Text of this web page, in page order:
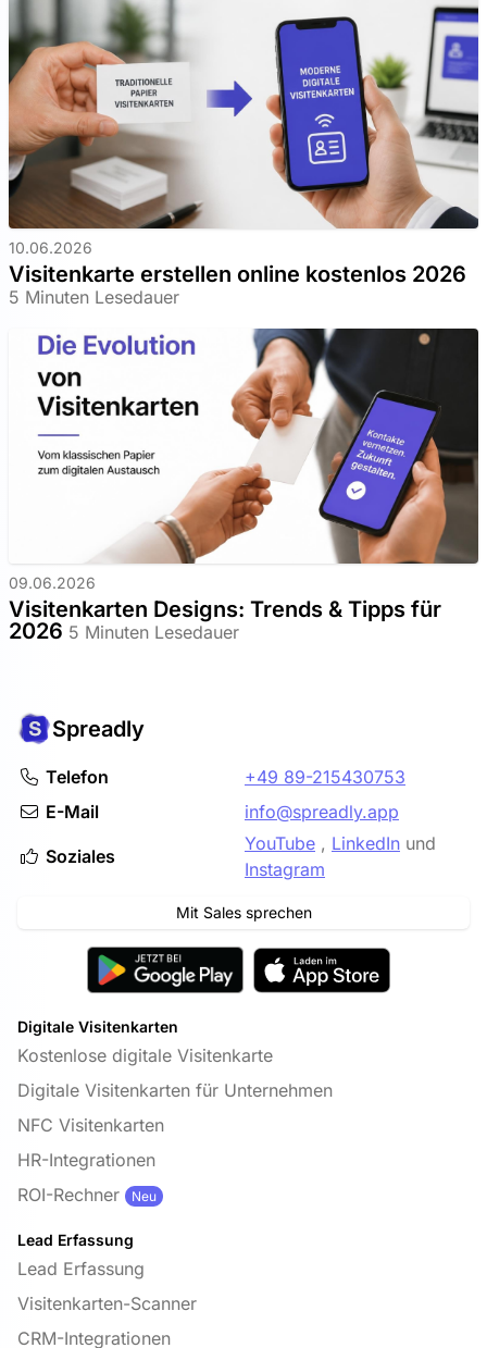
10.06.2026
Visitenkarte erstellen online kostenlos 2026
5 Minuten Lesedauer
09.06.2026
Visitenkarten Designs: Trends & Tipps für
2026 5 Minuten Lesedauer
Spreadly
Telefon
+49 89-215430753
E-Mail
info@spreadly.app
Soziales
YouTube , LinkedIn und
Instagram
Mit Sales sprechen
Digitale Visitenkarten
Kostenlose digitale Visitenkarte
Digitale Visitenkarten für Unternehmen
NFC Visitenkarten
HR-Integrationen
ROI-Rechner
Neu
Lead Erfassung
Lead Erfassung
Visitenkarten-Scanner
CRM-Integrationen